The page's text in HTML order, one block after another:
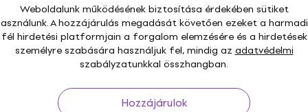
Weboldalunk működésének biztosítása érdekében sütiket
A hozzájárulás megadását követően ezeket a
fél hirdetési platformjain a forgalom elemzésére és a hirdetések
személyre szabására használjuk fel, mindig az adatvédelmi
szabályzatunkkal összhangban.
Hozzájárulok